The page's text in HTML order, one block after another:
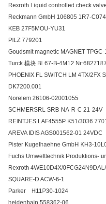
Rexroth Liquid controlled check
Reckmann GmbH 106805 1R7-
KEB 27F5MOU-YU31
PILZ 779201
Goudsmit magnetic MAGNET
Turck 模块 BL67-B-4M12
PHOENIX FL SWITCH LM 4TX/2FX
DK7200.001
Norelem 26106-02001055
SCHMERSRL SRB-NA-R-C 21-24V
REINTJES LAF4555P K51/3036
AREVA IDIS AGS001562-01 24VDC
Pister Kugelhaehne GmbH KH3-
Fuchs Umwelttechnik Produktions-
Rexroth 4WE10D4X/
SQUARE-D ACW-6-1
Parker H11P30-1024
heidenhain 558362-06